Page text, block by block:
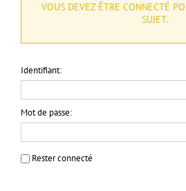
VOUS DEVEZ ÊTRE CONNECTÉ
SUJET.
Identifiant:
Mot de passe:
Rester connecté